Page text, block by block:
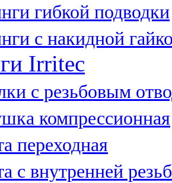
гибкой подводки
с накидной
Irritec
с резьбовым
компрессионная
переходная
с внутренней